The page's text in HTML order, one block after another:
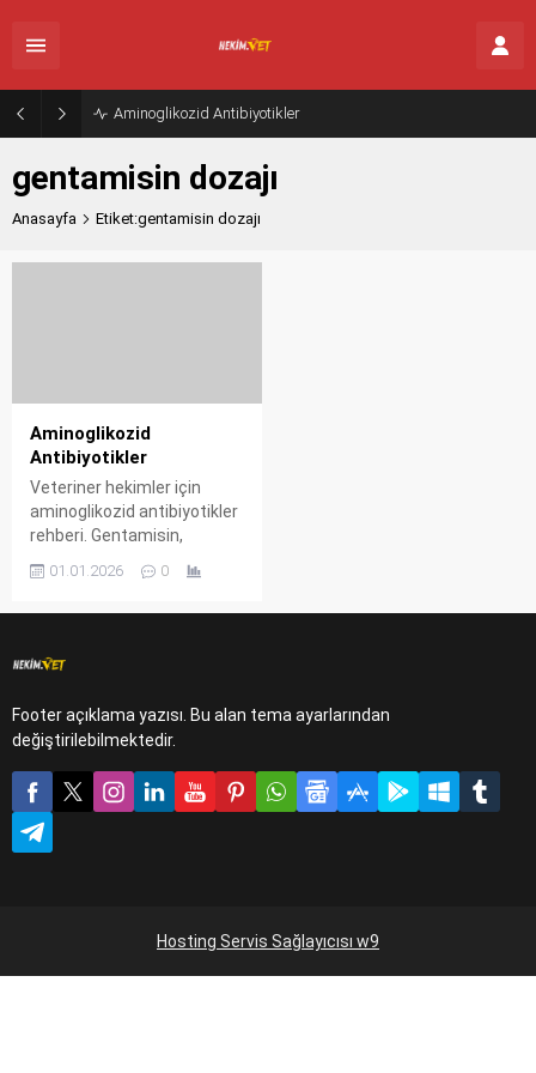
Aminoglikozid Antibiyotikler
gentamisin dozajı
Anasayfa Etiket:gentamisin dozajı
Aminoglikozid
Antibiyotikler
Veteriner hekimler için
aminoglikozid antibiyotikler
rehberi. Gentamisin,
dozajları, spektrumu ve
01.01.2026 0
Footer açıklama yazısı. Bu alan tema ayarlarından
değiştirilebilmektedir.
Hosting Servis Sağlayıcısı w9